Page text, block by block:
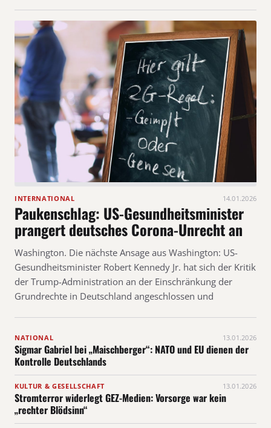
INTERNATIONAL 14.01.2026
Paukenschlag: US-Gesundheitsminister
prangert deutsches Corona-Unrecht an
Washington. Die nächste Ansage aus Washington: US-
Gesundheitsminister Robert Kennedy Jr. hat sich der Kritik
der Trump-Administration an der Einschränkung der
Grundrechte in Deutschland angeschlossen und
NATIONAL 13.01.2026
Sigmar Gabriel bei „Maischberger“: NATO und EU dienen der
Kontrolle Deutschlands
KULTUR & GESELLSCHAFT 13.01.2026
Stromterror widerlegt GEZ-Medien: Vorsorge war kein
„rechter Blödsinn“